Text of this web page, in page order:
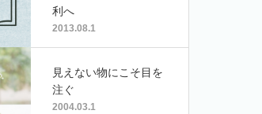
利へ
2013.08.1
見えない物にこそ目を
注ぐ
2004.03.1